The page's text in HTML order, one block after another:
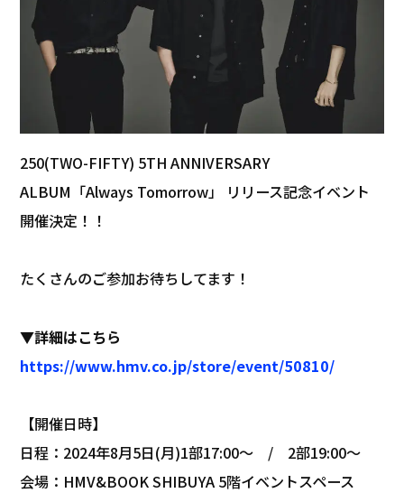
250(TWO-FIFTY) 5TH ANNIVERSARY
ALBUM「Always Tomorrow」 リリース記念イベント
開催決定！！
たくさんのご参加お待ちしてます！
▼詳細はこちら
https://www.hmv.co.jp/store/event/50810/
【開催日時】
日程：2024年8月5日(月)1部17:00～ / 2部19:00～
会場：HMV&BOOK SHIBUYA 5階イベントスペース